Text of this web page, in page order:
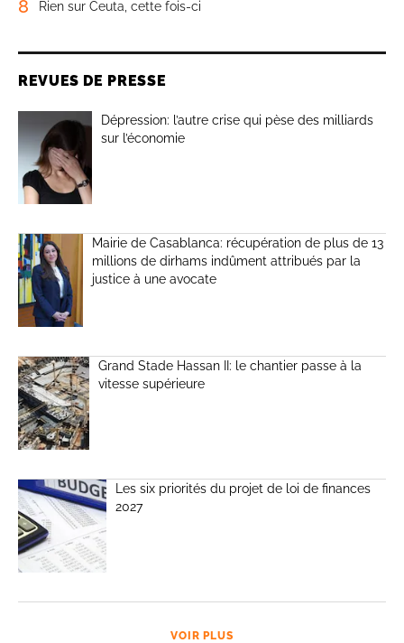
8 Rien sur Ceuta, cette fois-ci
REVUES DE PRESSE
Dépression: l’autre crise qui pèse des milliards
sur l’économie
Mairie de Casablanca: récupération de plus de 13
millions de dirhams indûment attribués par la
justice à une avocate
Grand Stade Hassan II: le chantier passe à la
vitesse supérieure
Les six priorités du projet de loi de finances
2027
VOIR PLUS